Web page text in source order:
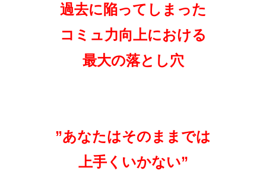
過去に陥ってしまった
コミュ力向上における
最大の落とし穴
”あなたはそのままでは
上手くいかない”